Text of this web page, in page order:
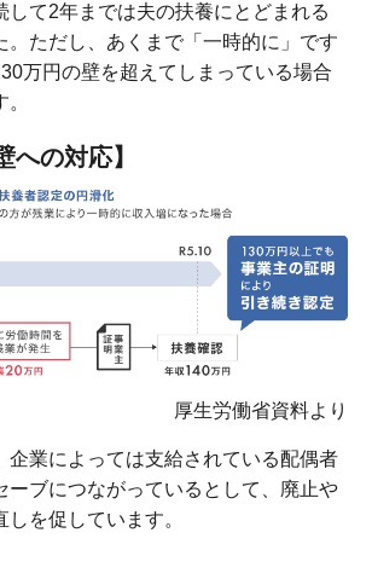
して2年までは夫の扶養にとどまれる
。ただし、あくまで「一時的に」です
万円の壁を超えてしまっている場合
への対応】
厚生労働省資料より
企業によっては支給されている配偶者
ーブにつながっているとして、廃止や
を促しています。